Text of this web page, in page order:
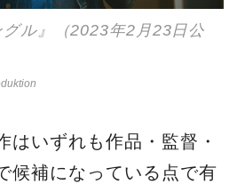
グル』（2023年2月23日公
はいずれも作品・監督・
候補になっている点で有